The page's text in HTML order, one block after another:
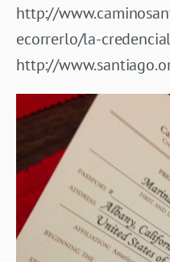
http://
ecorrerlo/la-
http://